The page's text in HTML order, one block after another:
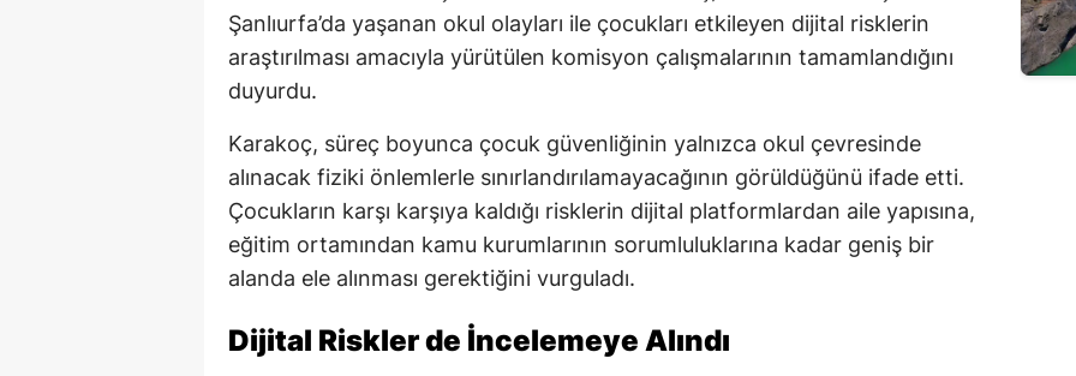
Şanlıurfa’da yaşanan okul olayları ile çocukları etkileyen dijital risklerin
araştırılması amacıyla yürütülen komisyon çalışmalarının tamamlandığını
duyurdu.
Karakoç, süreç boyunca çocuk güvenliğinin yalnızca okul çevresinde
alınacak fiziki önlemlerle sınırlandırılamayacağının görüldüğünü ifade etti.
Çocukların karşı karşıya kaldığı risklerin dijital platformlardan aile yapısına,
eğitim ortamından kamu kurumlarının sorumluluklarına kadar geniş bir
alanda ele alınması gerektiğini vurguladı.
Dijital Riskler de İncelemeye Alındı